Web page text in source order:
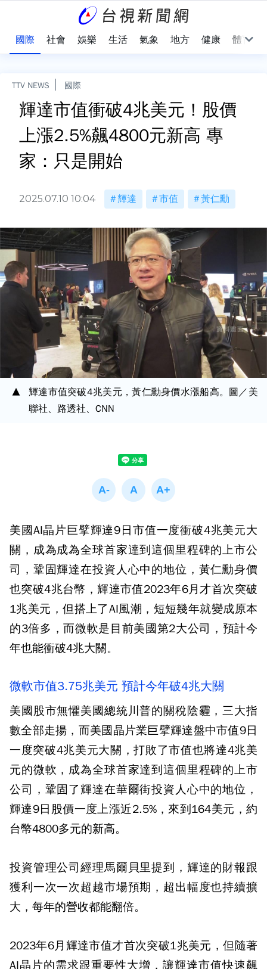
國際 社會 娛樂 生活 氣象 地方 健康 體育
TTV NEWS 國際
輝達市值衝破4兆美元！股價
上漲2.5%飆4800元新高 專
家：只是開始
2025.07.10 10:04 輝達 市值 黃仁勳
輝達市值突破4兆美元，黃仁勳身價水漲船高。圖／美
聯社、路透社、CNN
美國AI晶片巨擘輝達9日市值一度衝破4兆美元大
關，成為成為全球首家達到這個里程碑的上市公
司，鞏固輝達在投資人心中的地位，黃仁勳身價
也突破4兆台幣，輝達市值2023年6月才首次突破
1兆美元，但搭上了AI風潮，短短幾年就變成原本
的3倍多，而微軟是目前美國第2大公司，預計今
年也能衝破4兆大關。
微軟市值3.75兆美元 預計今年破4兆大關
美國股市無懼美國總統川普的關稅陰霾，三大指
數全部走揚，而美國晶片業巨擘輝達盤中市值9日
一度突破4兆美元大關，打敗了市值也將達4兆美
元的微軟，成為全球首家達到這個里程碑的上市
公司，鞏固了輝達在華爾街投資人心中的地位，
輝達9日股價一度上漲近2.5%，來到164美元，約
台幣4800多元的新高。
投資管理公司經理馬爾貝里提到，輝達的財報跟
獲利一次一次超越市場預期，超出幅度也持續擴
大，每年的營收都能翻倍。
2023年6月輝達市值才首次突破1兆美元，但隨著
AI晶片的需求跟重要性大增，讓輝達市值快速飆